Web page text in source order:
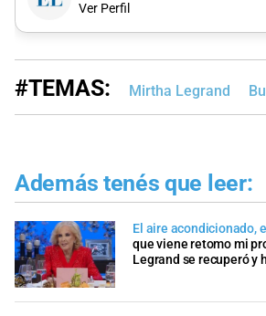
Ver Perfil
#TEMAS: Mirtha Legrand
Además tenés que leer:
El aire acondicionado,
que viene retomo mi
Legrand se recuperó y